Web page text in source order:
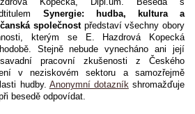
Synergie: hudba, kultura a
společnostpředstaví všechny obory
kterým se E. Hazdrová Kopecká
Stejně nebude vynecháno ani její
pracovní zkušenosti z Českého
v neziskovém sektoru a samozřejmě
hudby. Anonymní dotazníkshromažďuje
besedě odpovídat.